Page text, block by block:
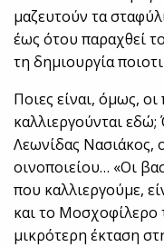
μαζευτούν τα
έως ότου παραχθεί
τη δημιουργία
Ποιες είναι, όμως,
καλλιεργούνται
Λεωνίδας Νασιάκος,
οινοποιείου… «Οι
που καλλιεργούμε,
και το Μοσχοφίλερο
μικρότερη έκταση